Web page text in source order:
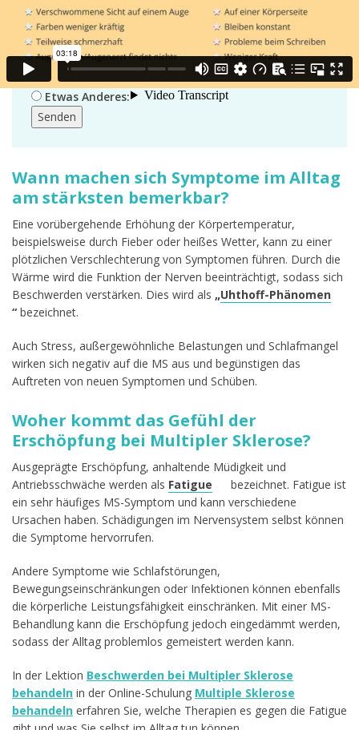
mehr verschwanden.
Magen-Darm-Beschwerden, für die es keine
Erklärung gab.
Ständige Infekte oder starkes Schwitzen in der
Nacht.
Etwas Anderes:
Senden
Wann machen sich Symptome im Alltag
am stärksten bemerkbar?
Eine vorübergehende Erhöhung der Körpertemperatur,
beispielsweise durch Fieber oder heißes Wetter, kann zu einer
plötzlichen Verschlechterung von Symptomen führen. Durch die
Wärme wird die Funktion der Nerven beeinträchtigt, sodass sich
Beschwerden verstärken. Dies wird als „Uhthoff-Phänomen
“ bezeichnet.
Auch Stress, außergewöhnliche Belastungen und Schlafmangel
wirken sich negativ auf die MS aus und begünstigen das
Auftreten von neuen Symptomen und Schüben.
Woher kommt das Gefühl der
Erschöpfung bei Multipler Sklerose?
Ausgeprägte Erschöpfung, anhaltende Müdigkeit und
Antriebsschwäche werden als Fatigue
bezeichnet. Fatigue ist
ein sehr häufiges MS-Symptom und kann verschiedene
Ursachen haben. Schädigungen im Nervensystem selbst können
die Symptome hervorrufen.
Andere Symptome wie Schlafstörungen,
Bewegungseinschränkungen oder Infektionen können ebenfalls
die körperliche Leistungsfähigkeit einschränken. Mit einer MS-
Behandlung kann die Erschöpfung jedoch eingedämmt werden,
sodass der Alltag problemlos gemeistert werden kann.
In der Lektion Beschwerden bei Multipler Sklerose
behandeln in der Online-Schulung Multiple Sklerose
behandeln erfahren Sie, welche Therapien es gegen die Fatigue